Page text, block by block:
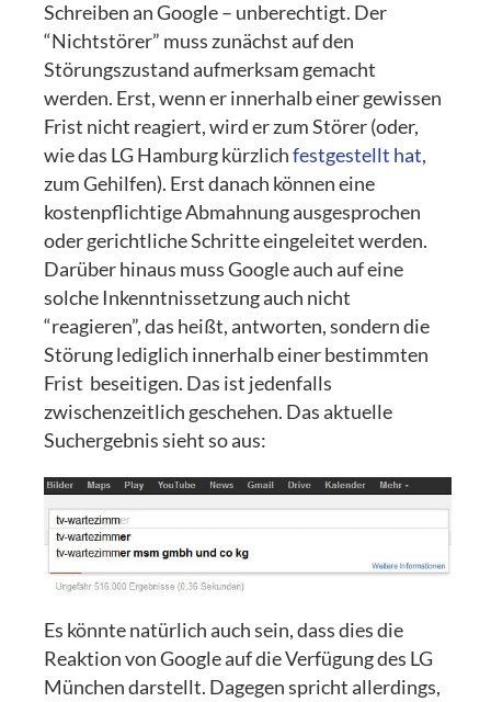
Schreiben an Google – unberechtigt. Der
“Nichtstörer” muss zunächst auf den
Störungszustand aufmerksam gemacht
werden. Erst, wenn er innerhalb einer gewissen
Frist nicht reagiert, wird er zum Störer (oder,
wie das LG Hamburg kürzlichfestgestellt hat,
zum Gehilfen). Erst danach können eine
kostenpflichtige Abmahnung ausgesprochen
oder gerichtliche Schritte eingeleitet werden.
Darüber hinaus muss Google auch auf eine
solche Inkenntnissetzung auch nicht
“reagieren”, das heißt, antworten, sondern die
Störung lediglich innerhalb einer bestimmten
Frist beseitigen. Das ist jedenfalls
zwischenzeitlich geschehen. Das aktuelle
Suchergebnis sieht so aus:
Es könnte natürlich auch sein, dass dies die
Reaktion von Google auf die Verfügung des LG
München darstellt. Dagegen spricht allerdings,